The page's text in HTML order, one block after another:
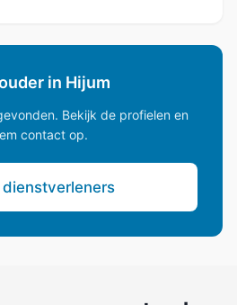
in Hijum
Bekijk de profielen en
contact op.
dienstverleners